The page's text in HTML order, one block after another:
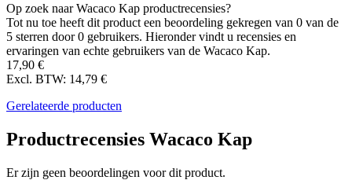
Op zoek naar Wacaco Kap productrecensies?
Tot nu toe heeft dit product een beoordeling gekregen van 0 van de
5 sterren door 0 gebruikers. Hieronder vindt u recensies en
ervaringen van echte gebruikers van de Wacaco Kap.
17,90 €
Excl. BTW: 14,79 €
Gerelateerde producten
Productrecensies Wacaco Kap
Er zijn geen beoordelingen voor dit product.